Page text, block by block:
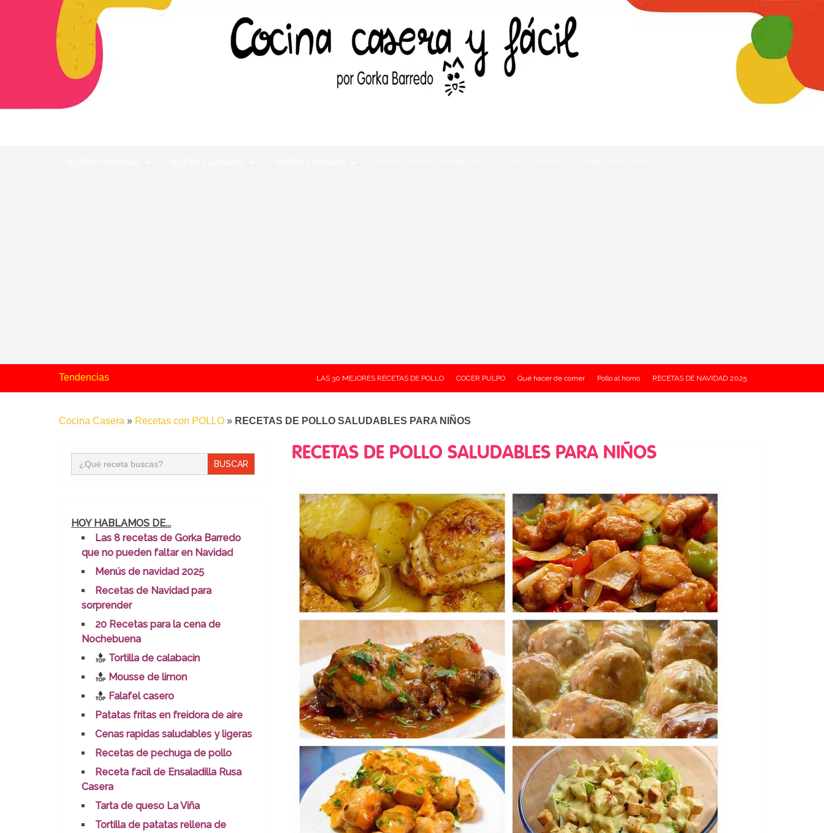
Tendencias LAS 30 MEJORES RECETAS DE POLLO COCER PULPO Qué hacer de comer Pollo al horno RECETAS DE NAVIDAD 2025
Cocina Casera » Recetas con POLLO » RECETAS DE POLLO SALUDABLES PARA NIÑOS
RECETAS DE POLLO SALUDABLES PARA NIÑOS
Buscar:
HOY HABLAMOS DE...
Las 8 recetas de Gorka Barredo
que no pueden faltar en Navidad
Menús de navidad 2025
Recetas de Navidad para
sorprender
20 Recetas para la cena de
Nochebuena
Tortilla de calabacin
Mousse de limon
Falafel casero
Patatas fritas en freidora de aire
Cenas rapidas saludables y ligeras
Recetas de pechuga de pollo
Receta facil de Ensaladilla Rusa
Casera
Tarta de queso La Viña
Tortilla de patatas rellena de